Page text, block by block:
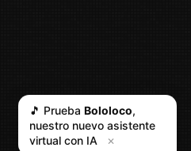
🎵 Prueba Bololoco,
nuestro nuevo asistente
virtual con IA
✕